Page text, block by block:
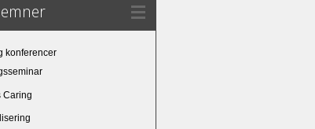
konferencer
Caring